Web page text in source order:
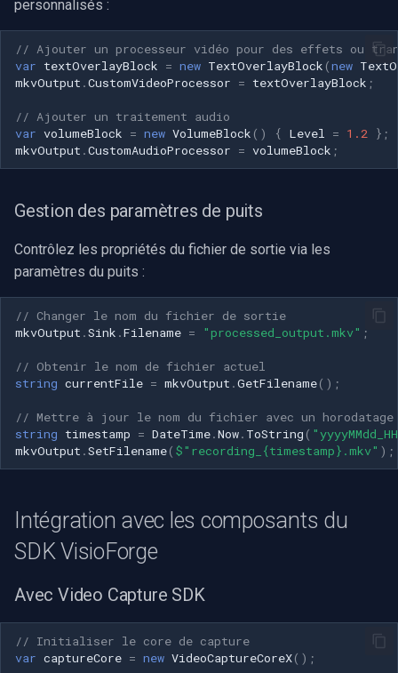
personnalisés :
// Ajouter un processeur vidéo pour des effets ou
var textOverlayBlock = new TextOverlayBlock (new
mkvOutput .CustomVideoProcessor = textOverlayBlock ;
// Ajouter un traitement audio
var volumeBlock = new VolumeBlock () { Level = 1.2 };
mkvOutput .CustomAudioProcessor = volumeBlock ;
Gestion des paramètres de puits
Contrôlez les propriétés du fichier de sortie via les
paramètres du puits :
// Changer le nom du fichier de sortie
mkvOutput .Sink .Filename = "processed_output.mkv" ;
// Obtenir le nom de fichier actuel
string currentFile = mkvOutput .GetFilename();
// Mettre à jour le nom du fichier avec un horodatage
string timestamp = DateTime.Now. ToString (
mkvOutput .SetFilename( $"recording_{timestamp}.mkv" );
Intégration avec les composants du
SDK VisioForge
Avec Video Capture SDK
// Initialiser le core de capture
var captureCore = new VideoCaptureCoreX();